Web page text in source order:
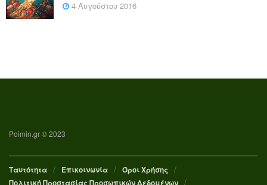
4 Αυγούστου 2016
Poimin.gr © 2023
Ταυτότητα Επικοινωνία
Όροι Χρήσης
Πολιτική Προστασίας Προσωπικών Δεδομένων